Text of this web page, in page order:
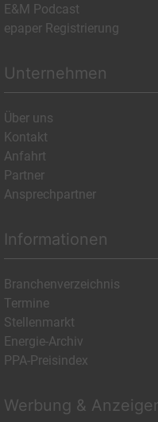
E&M Podcast
epaper Registrierung
Unternehmen
Über uns
Kontakt
Anfahrt
Partner
Ansprechpartner
Informationen
Branchenverzeichnis
Termine
Stellenmarkt
Energie-Archiv
PPA-Preisindex
Werbung &